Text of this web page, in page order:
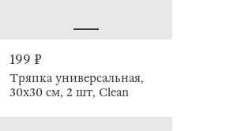
199 ₽
Тряпка универсальная,
30х30 см, 2 шт, Clean